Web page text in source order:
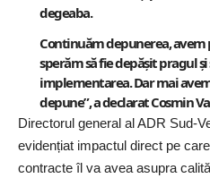
degeaba.
Continuăm depunerea, avem
sperăm să fie depășit pragul
implementarea. Dar mai
depune”, a declarat Cosmin
Directorul general al ADR Sud-
evidențiat impactul direct pe
contracte îl va avea asupra